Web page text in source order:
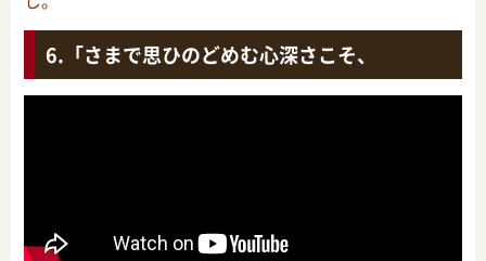
「さまで思ひのどめむ心深さこそ、